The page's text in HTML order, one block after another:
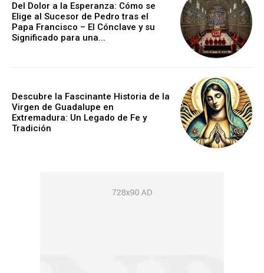
Del Dolor a la Esperanza: Cómo se
Elige al Sucesor de Pedro tras el
Papa Francisco – El Cónclave y su
Significado para una...
Descubre la Fascinante Historia de la
Virgen de Guadalupe en
Extremadura: Un Legado de Fe y
Tradición